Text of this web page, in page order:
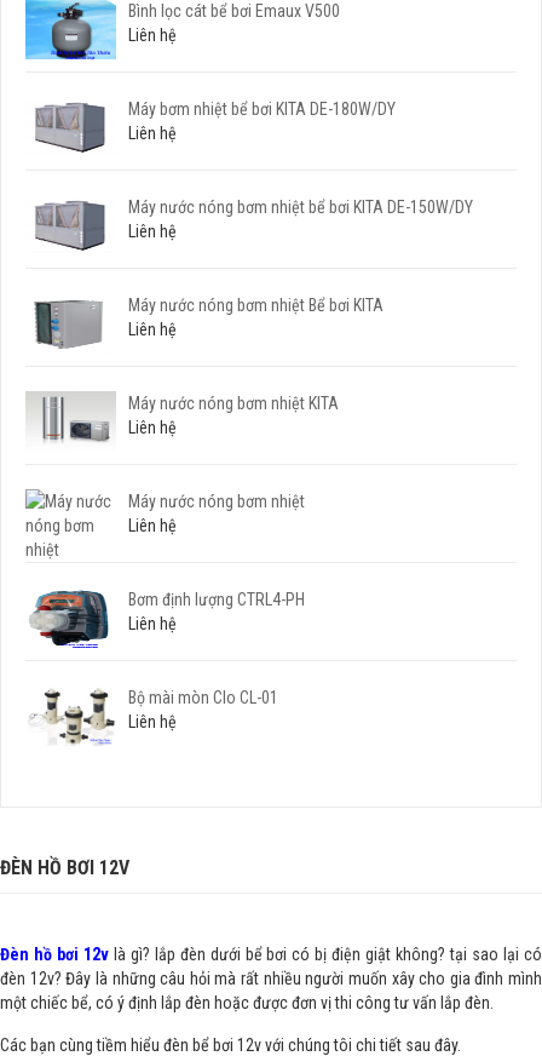
Bình lọc cát bể bơi Emaux V500
Liên hệ
Máy bơm nhiệt bể bơi KITA DE-180W/DY
Liên hệ
Máy nước nóng bơm nhiệt bể bơi KITA DE-150W/DY
Liên hệ
Máy nước nóng bơm nhiệt Bể bơi KITA
Liên hệ
Máy nước nóng bơm nhiệt KITA
Liên hệ
Máy nước nóng bơm nhiệt
Liên hệ
Bơm định lượng CTRL4-PH
Liên hệ
Bộ mài mòn Clo CL-01
Liên hệ
ĐÈN HỒ BƠI 12V
Đèn hồ bơi 12vlà gì? lắp đèn dưới bể bơi có bị điện giật không? tại sao lại có
đèn 12v? Đây là những câu hỏi mà rất nhiều người muốn xây cho gia đình mình
một chiếc bể, có ý định lắp đèn hoặc được đơn vị thi công tư vấn lắp đèn.
Các bạn cùng tiềm hiểu đèn bể bơi 12v với chúng tôi chi tiết sau đây.